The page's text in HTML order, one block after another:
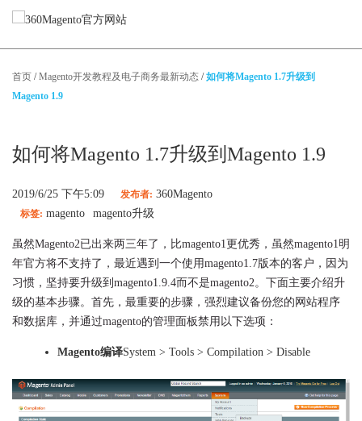
Magento网站设计
Magento性能优化
Magento技术支持
关于我们
博客
首页 /Magento开发教程及电子商务最新动态 /如何将Magento 1.7升级到
Magento 1.9
如何将Magento 1.7升级到Magento 1.9
2019/6/25 下午5:09 发布者: 360Magento
标签: magento magento升级
虽然Magento2已出来两三年了，比magento1更优秀，虽然magento1明
年官方将不支持了，最近遇到一个使用magento1.7版本的客户，因为
习惯，坚持要升级到magento1.9.4而不是magento2。下面主要介绍升
级的基本步骤。首先，最重要的步骤，强烈建议备份您的网站程序
和数据库，并通过magento的管理面板禁用以下选项：
Magento编译System > Tools > Compilation > Disable